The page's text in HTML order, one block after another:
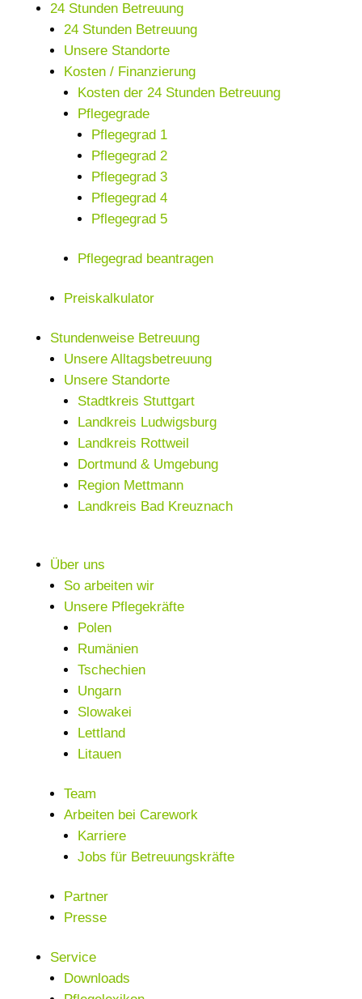
24 Stunden Betreuung
24 Stunden Betreuung
Unsere Standorte
Kosten / Finanzierung
Kosten der 24 Stunden Betreuung
Pflegegrade
Pflegegrad 1
Pflegegrad 2
Pflegegrad 3
Pflegegrad 4
Pflegegrad 5
Pflegegrad beantragen
Preiskalkulator
Stundenweise Betreuung
Unsere Alltagsbetreuung
Unsere Standorte
Stadtkreis Stuttgart
Landkreis Ludwigsburg
Landkreis Rottweil
Dortmund & Umgebung
Region Mettmann
Landkreis Bad Kreuznach
Über uns
So arbeiten wir
Unsere Pflegekräfte
Polen
Rumänien
Tschechien
Ungarn
Slowakei
Lettland
Litauen
Team
Arbeiten bei Carework
Karriere
Jobs für Betreuungskräfte
Partner
Presse
Service
Downloads